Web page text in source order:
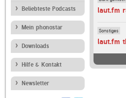
Beliebteste Podcasts
Mein phonostar
Downloads
Hilfe & Kontakt
Newsletter
laut.fm
Sonstiges
laut.fm